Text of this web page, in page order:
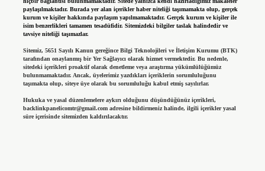
paylaşılmaktadır. Burada yer alan içerikler haber niteliği taşımamakta olup, gerçek
kurum ve kişiler hakkında paylaşım yapılmamaktadır. Gerçek kurum ve kişiler ile
isim benzerlikleri tamamen tesadüfidir. Sitemizdeki bilgiler taslak halindedir ve
tavsiye niteliği taşımazlar.
Sitemiz, 5651 Sayılı Kanun gereğince Bilgi Teknolojileri ve İletişim Kurumu (BTK)
tarafından onaylanmış bir Yer Sağlayıcı olarak hizmet vermektedir. Bu nedenle,
sitedeki içerikleri proaktif olarak denetleme veya araştırma yükümlülüğümüz
bulunmamaktadır. Ancak, üyelerimiz yazdıkları içeriklerin sorumluluğunu
taşımakta olup, siteye üye olarak bu sorumluluğu kabul etmiş sayılırlar.
Hukuka ve yasal düzenlemelere aykırı olduğunu düşündüğünüz içerikleri,
backlinkpanelicomtr@gmail.comadresine bildirmeniz halinde, ilgili içerikler yasal
süre içerisinde sitemizden kaldırılacaktır.